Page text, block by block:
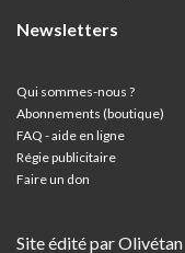
Newsletters
Qui sommes-nous ?
Abonnements (boutique)
FAQ - aide en ligne
Régie publicitaire
Faire un don
Site édité par Olivétan